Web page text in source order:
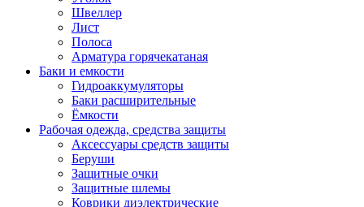
Швеллер
Лист
Полоса
Арматура горячекатаная
Баки и емкости
Гидроаккумуляторы
Баки расширительные
Ёмкости
Рабочая одежда, средства защиты
Аксессуары средств защиты
Беруши
Защитные очки
Защитные шлемы
Коврики диэлектрические